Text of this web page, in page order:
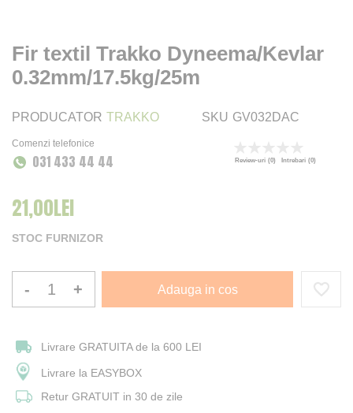
Fir textil Trakko Dyneema/Kevlar
0.32mm/17.5kg/25m
PRODUCATOR TRAKKO SKU GV032DAC
Comenzi telefonice
031 433 44 44
0
% of100
Review-uri (0) Intrebari (0)
21,00LEI
STOC FURNIZOR
- + Adauga in cos
Livrare GRATUITA de la 600 LEI
Livrare la EASYBOX
Retur GRATUIT in 30 de zile